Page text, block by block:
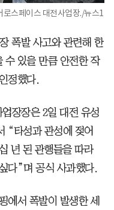
로스페이스 대전사업장./뉴스1
폭발 사고와 관련해 한
수 있을 만큼 안전한 작
정했다.
장장은 2일 대전 유성
“타성과 관성에 젖어
년 된 관행들을 따라
다”며 공식 사과했다.
에서 폭발이 발생한 세